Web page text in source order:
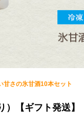
甘さの氷甘酒10本セット
）【ギフト発送】